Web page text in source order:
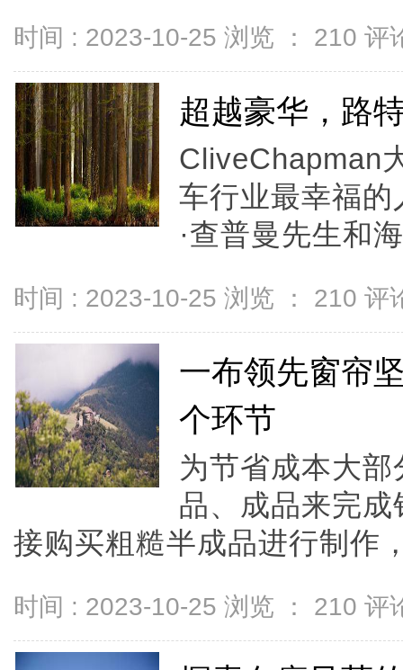
时间 : 2023-10-25 浏览 ： 210 评
超越豪华，路
CliveChapman
车行业最幸福
·查普曼先生和
时间 : 2023-10-25 浏览 ： 210 评
一布领先窗帘
个环节
为节省成本大
品、成品来完
接购买粗糙半成品进行制作
时间 : 2023-10-25 浏览 ： 210 评